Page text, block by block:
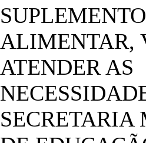
SUPLEMENTO
ALIMENTAR,
ATENDER AS
SECRETARIA